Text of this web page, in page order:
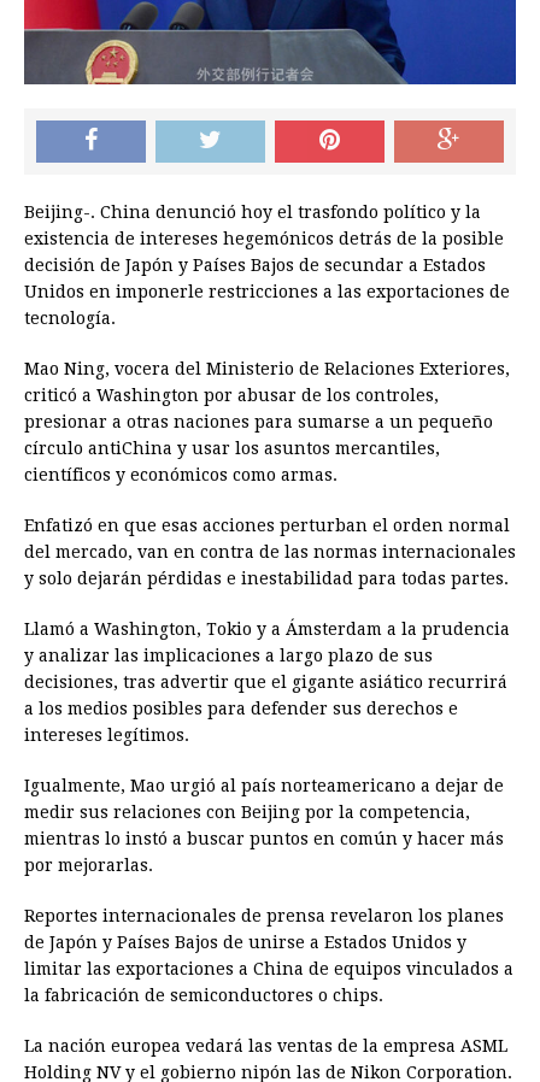
Beijing-. China denunció hoy el trasfondo político y la
existencia de intereses hegemónicos detrás de la posible
decisión de Japón y Países Bajos de secundar a Estados
Unidos en imponerle restricciones a las exportaciones de
tecnología.
Mao Ning, vocera del Ministerio de Relaciones Exteriores,
criticó a Washington por abusar de los controles,
presionar a otras naciones para sumarse a un pequeño
círculo antiChina y usar los asuntos mercantiles,
científicos y económicos como armas.
Enfatizó en que esas acciones perturban el orden normal
del mercado, van en contra de las normas internacionales
y solo dejarán pérdidas e inestabilidad para todas partes.
Llamó a Washington, Tokio y a Ámsterdam a la prudencia
y analizar las implicaciones a largo plazo de sus
decisiones, tras advertir que el gigante asiático recurrirá
a los medios posibles para defender sus derechos e
intereses legítimos.
Igualmente, Mao urgió al país norteamericano a dejar de
medir sus relaciones con Beijing por la competencia,
mientras lo instó a buscar puntos en común y hacer más
por mejorarlas.
Reportes internacionales de prensa revelaron los planes
de Japón y Países Bajos de unirse a Estados Unidos y
limitar las exportaciones a China de equipos vinculados a
la fabricación de semiconductores o chips.
La nación europea vedará las ventas de la empresa ASML
Holding NV y el gobierno nipón las de Nikon Corporation.